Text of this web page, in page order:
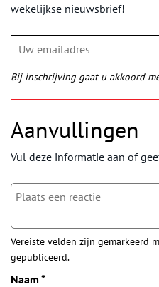
wekelijkse nieuwsbrief!
Bij inschrijving gaat u akkoord
Aanvullingen
Vul deze informatie aan of
Vereiste velden zijn gemarkeerd
gepubliceerd.
Naam *